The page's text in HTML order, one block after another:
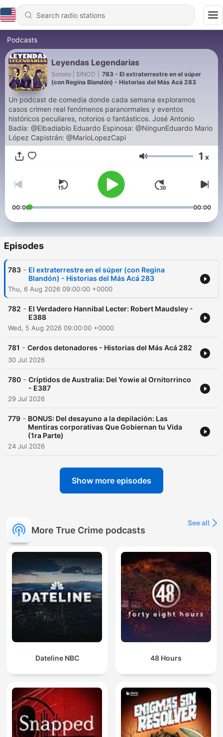
Podcasts
Leyendas Legendarias
Sonoro | SINCO
783 - El extraterrestre en el súper
(con Regina Blandón) - Historias del Más Acá 283
Un podcast de comedia donde cada semana exploramos
casos crimen real fenómenos paranormales y eventos
históricos peculiares, notorios o fantásticos. José Antonio
Badía: @Elbadiablo Eduardo Espinosa: @NingunEduardo Mario
López Capistrán: @MarioLopezCapi
Volume 1 x
00:00 00:00
Episodes
783 - El extraterrestre en el súper (con Regina
Blandón) - Historias del Más Acá 283
Thu, 6 Aug 2026 09:00:00 +0000
782 - El Verdadero Hannibal Lecter: Robert Maudsley -
E388
Wed, 5 Aug 2026 09:00:00 +0000
781 - Cerdos detonadores - Historias del Más Acá 282
30 Jul 2026
780 - Críptidos de Australia: Del Yowie al Ornitorrinco
- E387
29 Jul 2026
779 - BONUS: Del desayuno a la depilación: Las
Mentiras corporativas Que Gobiernan tu Vida
(1ra Parte)
24 Jul 2026
Show more episodes
More True Crime podcasts
See all
Dateline NBC 48 Hours